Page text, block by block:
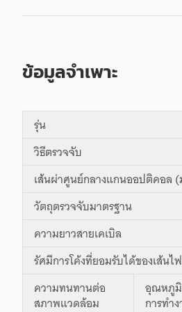
ข้อมูลจำเพาะ
รุ่น
วิธีตรวจจับ
เส้นผ่าศูนย์กลางแกนออปติคอล
วัตถุตรวจจับมาตรฐาน
ความยาวสายเคเบิล
รัศมีการโค้งที่ยอมรับได้ของเส้นไ
ความทนทานต่อ
สภาพแวดล้อม
อุณหภู
การทำ